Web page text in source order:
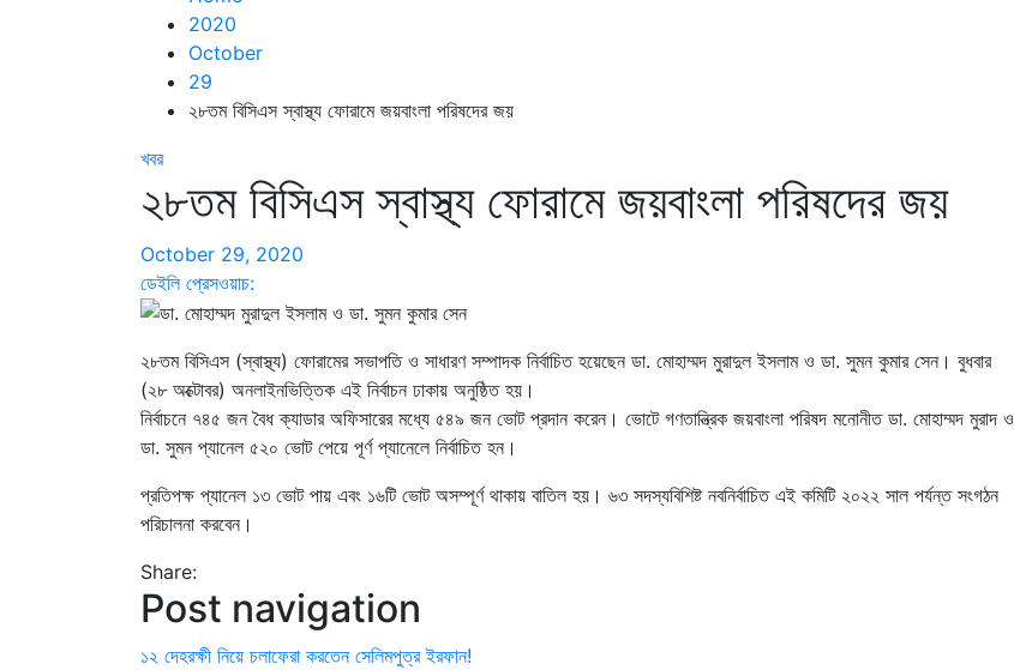
2020
October
29
২৮তম বিসিএস স্বাস্থ্য ফোরামে জয়বাংলা পরিষদের জয়
খবর
২৮তম বিসিএস স্বাস্থ্য ফোরামে জয়বাংলা পরিষদের জয়
October 29, 2020
ডেইলি প্রেসওয়াচ:
২৮তম বিসিএস (স্বাস্থ্য) ফোরামের সভাপতি ও সাধারণ সম্পাদক নির্বাচিত হয়েছেন ডা. মোহাম্মদ মুরাদুল ইসলাম ও ডা. সুমন কুমার সেন। বুধবার
(২৮ অক্টোবর) অনলাইনভিত্তিক এই নির্বাচন ঢাকায় অনুষ্ঠিত হয়।
নির্বাচনে ৭৪৫ জন বৈধ ক্যাডার অফিসারের মধ্যে ৫৪৯ জন ভোট প্রদান করেন। ভোটে গণতান্ত্রিক জয়বাংলা পরিষদ মনোনীত ডা. মোহাম্মদ মুরাদ ও
ডা. সুমন প্যানেল ৫২০ ভোট পেয়ে পূর্ণ প্যানেলে নির্বাচিত হন।
প্রতিপক্ষ প্যানেল ১৩ ভোট পায় এবং ১৬টি ভোট অসম্পূর্ণ থাকায় বাতিল হয়। ৬৩ সদস্যবিশিষ্ট নবনির্বাচিত এই কমিটি ২০২২ সাল পর্যন্ত সংগঠন
পরিচালনা করবেন।
Share:
Post navigation
১২ দেহরক্ষী নিয়ে চলাফেরা করতেন সেলিমপুত্র ইরফান!